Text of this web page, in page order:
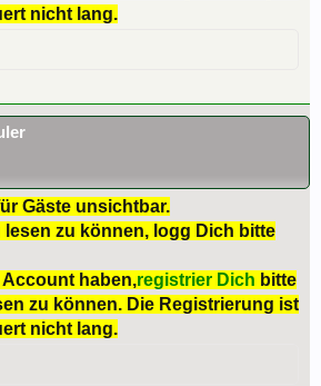
nicht lang.
Gäste unsichtbar.
lesen zu können, logg Dich bitte
haben,registrier Dich bitte
zu können. Die Registrierung ist
nicht lang.